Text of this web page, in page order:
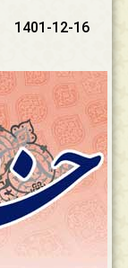
1401-12-16